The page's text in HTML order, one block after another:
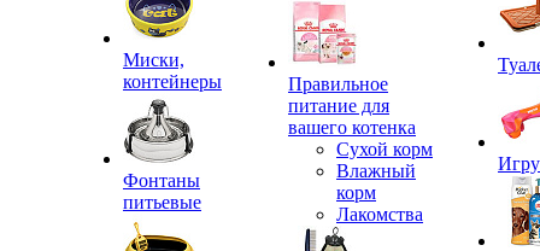
Миски,
контейнеры
Фонтаны
питьевые
Правильное
питание для
вашего котенка
Сухой корм
Влажный
корм
Лакомства